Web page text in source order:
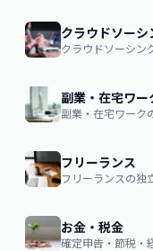
クラウドソーシ
クラウドソーシン
副業・在宅ワー
副業・在宅ワーク
フリーランス
フリーランスの独
お金・税金
確定申告・節税・